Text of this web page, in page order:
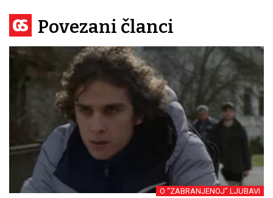
Povezani članci
O “ZABRANJENOJ” LJUBAVI